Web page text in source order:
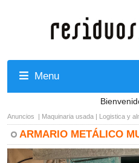
Menu
Anuncios | Maquinaria usada | Logistica y
ARMARIO METÁLICO